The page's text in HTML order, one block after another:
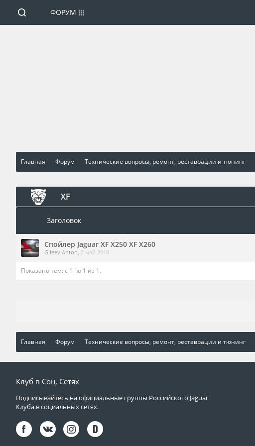
Главная Форум Технические вопросы, ремонт, реставрации и тюнинг
XF
Заголовок
Спойлер Jaguar XF X250 XF X260
Gileev Anton, 2 май 2018
Показано тем: с 1 по 1 из 1.
Главная Форум Технические вопросы, ремонт, реставрации и тюнинг
ФОРУМ
Клуб в Соц. Сетях
Подписывайтесь на официальные группы Российского Jaguar
Клуба в социальных сетях.